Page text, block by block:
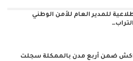
للمدير العام للأمن الوطني
: مراكش ضمن أربع مدن بالممكلة سجلت